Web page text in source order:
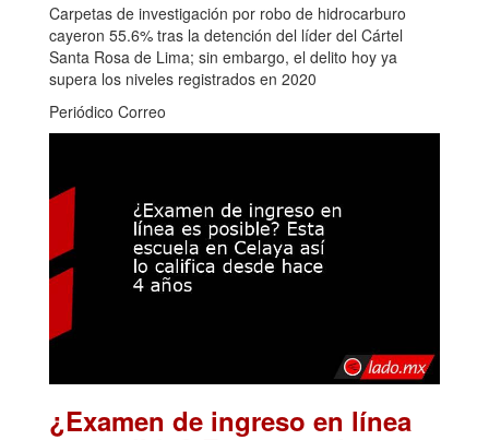
Carpetas de investigación por robo de hidrocarburo
cayeron 55.6% tras la detención del líder del Cártel
Santa Rosa de Lima; sin embargo, el delito hoy ya
supera los niveles registrados en 2020
Periódico Correo
¿Examen de ingreso en línea